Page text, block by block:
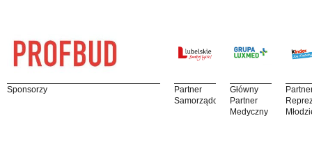
Sponsorzy
Partner
Samorządowy
Główny
Partner
Medyczny